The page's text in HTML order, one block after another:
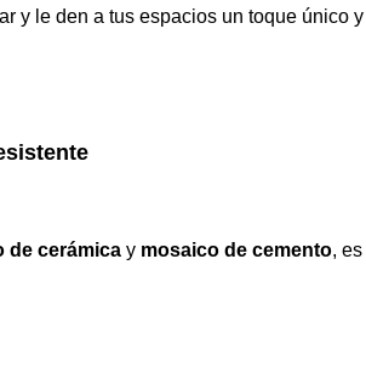
y le den a tus espacios un toque único y
e
de cerámica y mosaico de cemento, es